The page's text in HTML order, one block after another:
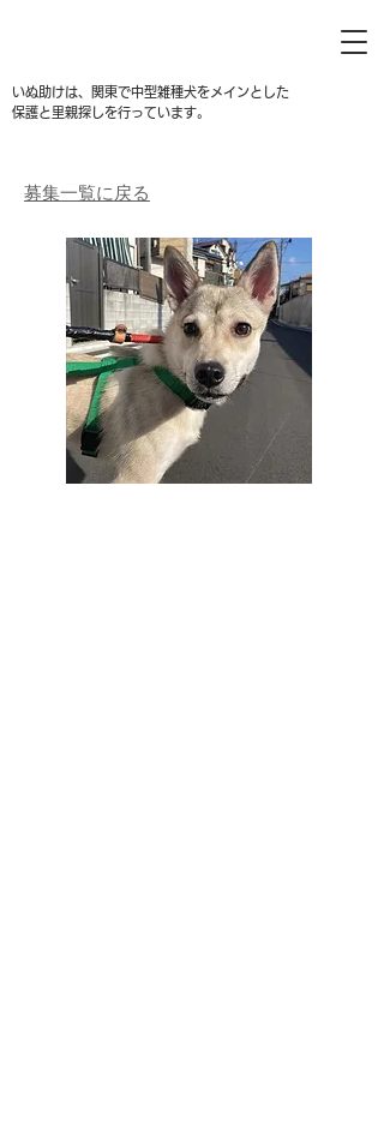
いぬ助けは、関東で中型雑種犬をメインとした
保護と里親探しを行っています。
募集一覧に戻る